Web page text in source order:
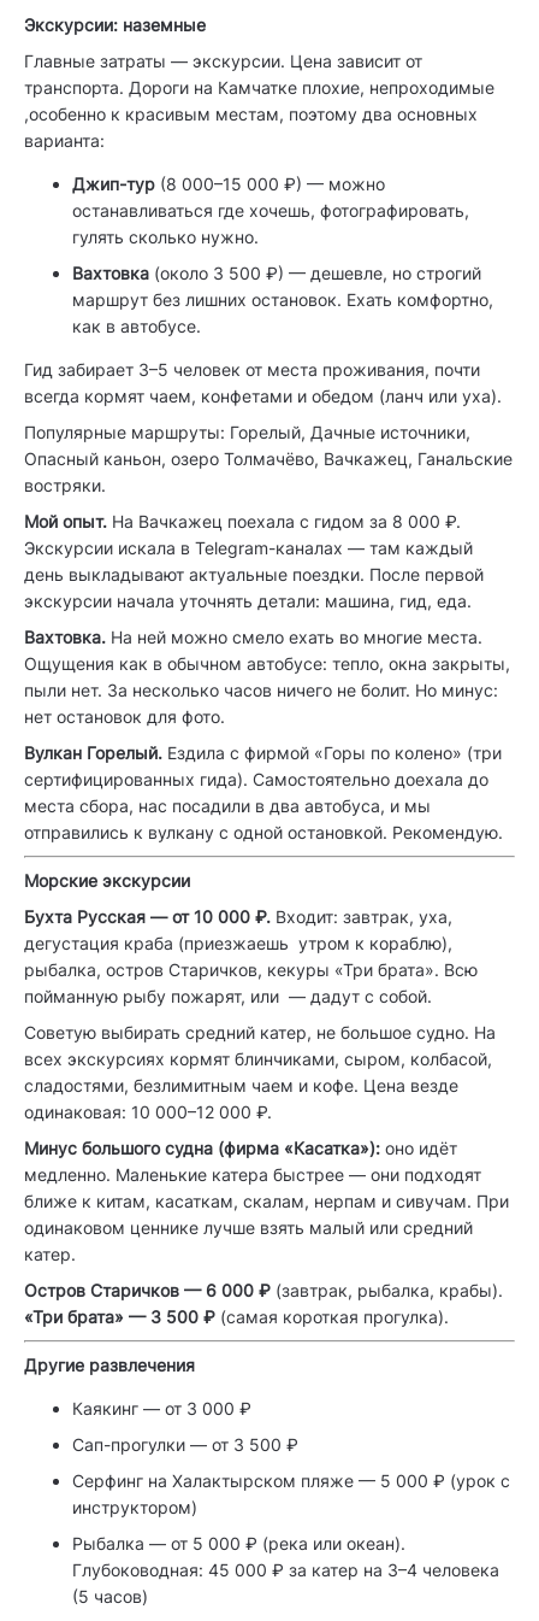
Экскурсии: наземные
Главные затраты — экскурсии. Цена зависит от
транспорта. Дороги на Камчатке плохие, непроходимые
,особенно к красивым местам, поэтому два основных
варианта:
Джип-тур (8 000–15 000 ₽) — можно
останавливаться где хочешь, фотографировать,
гулять сколько нужно.
Вахтовка (около 3 500 ₽) — дешевле, но строгий
маршрут без лишних остановок. Ехать комфортно,
как в автобусе.
Гид забирает 3–5 человек от места проживания, почти
всегда кормят чаем, конфетами и обедом (ланч или уха).
Популярные маршруты: Горелый, Дачные источники,
Опасный каньон, озеро Толмачёво, Вачкажец, Ганальские
востряки.
Мой опыт. На Вачкажец поехала с гидом за 8 000 ₽.
Экскурсии искала в Telegram-каналах — там каждый
день выкладывают актуальные поездки. После первой
экскурсии начала уточнять детали: машина, гид, еда.
Вахтовка. На ней можно смело ехать во многие места.
Ощущения как в обычном автобусе: тепло, окна закрыты,
пыли нет. За несколько часов ничего не болит. Но минус:
нет остановок для фото.
Вулкан Горелый. Ездила с фирмой «Горы по колено» (три
сертифицированных гида). Самостоятельно доехала до
места сбора, нас посадили в два автобуса, и мы
отправились к вулкану с одной остановкой. Рекомендую.
Морские экскурсии
Бухта Русская — от 10 000 ₽. Входит: завтрак, уха,
дегустация краба (приезжаешь утром к кораблю),
рыбалка, остров Старичков, кекуры «Три брата». Всю
пойманную рыбу пожарят, или — дадут с собой.
Советую выбирать средний катер, не большое судно. На
всех экскурсиях кормят блинчиками, сыром, колбасой,
сладостями, безлимитным чаем и кофе. Цена везде
одинаковая: 10 000–12 000 ₽.
Минус большого судна (фирма «Касатка»): оно идёт
медленно. Маленькие катера быстрее — они подходят
ближе к китам, касаткам, скалам, нерпам и сивучам. При
одинаковом ценнике лучше взять малый или средний
катер.
Остров Старичков — 6 000 ₽ (завтрак, рыбалка, крабы).
«Три брата» — 3 500 ₽ (самая короткая прогулка).
Другие развлечения
Каякинг — от 3 000 ₽
Сап-прогулки — от 3 500 ₽
Серфинг на Халактырском пляже — 5 000 ₽ (урок с
инструктором)
Рыбалка — от 5 000 ₽ (река или океан).
Глубоководная: 45 000 ₽ за катер на 3–4 человека
(5 часов)